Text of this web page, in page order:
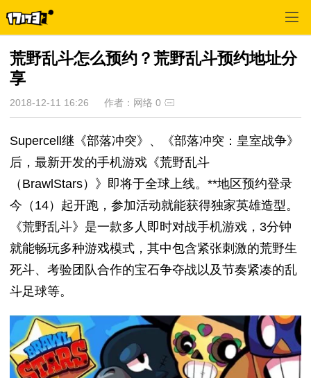
荒野乱斗怎么预约？荒野乱斗预约地址分
享
2018-12-11 16:26 作者：网络 0
Supercell继《部落冲突》、《部落冲突：皇室战争》
后，最新开发的手机游戏《荒野乱斗
（BrawlStars）》即将于全球上线。**地区预约登录
今（14）起开跑，参加活动就能获得独家英雄造型。
《荒野乱斗》是一款多人即时对战手机游戏，3分钟
就能畅玩多种游戏模式，其中包含紧张刺激的荒野生
死斗、考验团队合作的宝石争夺战以及节奏紧凑的乱
斗足球等。